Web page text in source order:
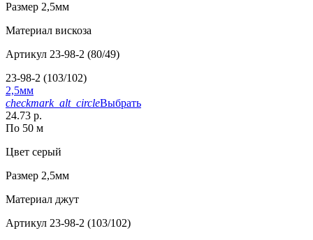
Размер 2,5мм
Материал вискоза
Артикул 23-98-2 (80/49)
23-98-2 (103/102)
2,5мм
checkmark_alt_circleВыбрать
24.73 р.
По 50 м
Цвет серый
Размер 2,5мм
Материал джут
Артикул 23-98-2 (103/102)